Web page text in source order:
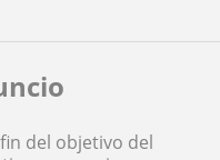
del objetivo del